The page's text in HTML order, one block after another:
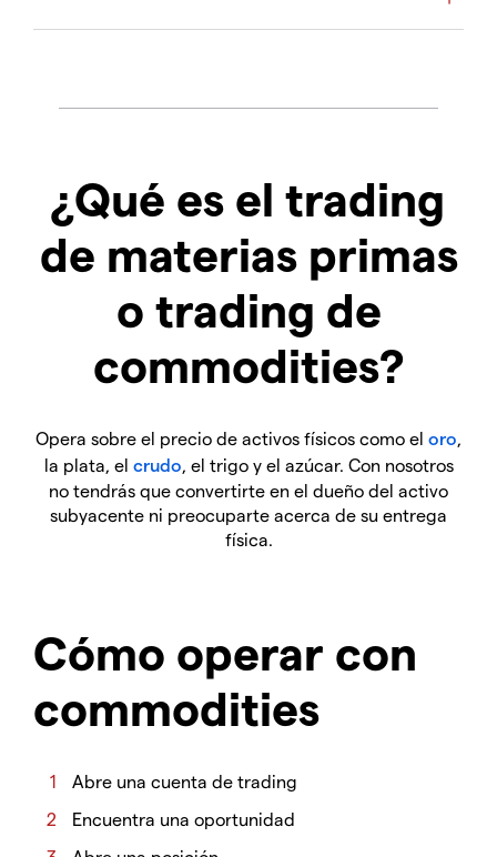
¿Qué es el trading
de materias primas
o trading de
commodities?
Opera sobre el precio de activos físicos como el oro,
la plata, el crudo, el trigo y el azúcar. Con nosotros
no tendrás que convertirte en el dueño del activo
subyacente ni preocuparte acerca de su entrega
física.
Cómo operar con
commodities
Abre una cuenta de trading
Encuentra una oportunidad